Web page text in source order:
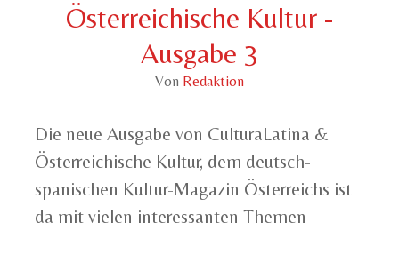
Österreichische Kultur -
Ausgabe 3
Von Redaktion
Die neue Ausgabe von CulturaLatina &
Österreichische Kultur, dem deutsch-
spanischen Kultur-Magazin Österreichs ist
da mit vielen interessanten Themen